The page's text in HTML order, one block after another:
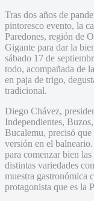
Tras dos años de
pintoresco evento, la
Paredones, región de
Gigante para dar la
sábado 17 de
todo, acompañada de
en paja de trigo,
tradicional.
Diego Chávez,
Independientes,
Bucalemu, precisó
versión en el
para comenzar bien
distintas variedades
muestra gastronómica
protagonista que es la